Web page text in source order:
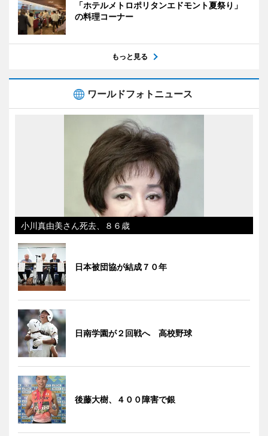
「ホテルメトロポリタンエドモント夏祭り」
の料理コーナー
もっと見る
ワールドフォトニュース
小川真由美さん死去、８６歳
日本被団協が結成７０年
日南学園が２回戦へ 高校野球
後藤大樹、４００障害で銀